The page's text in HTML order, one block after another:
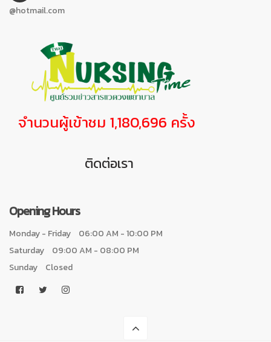
@hotmail.com
จำนวนผู้เข้าชม 1,180,696 ครั้ง
ติดต่อเรา
Opening Hours
Monday - Friday
06:00 AM - 10:00 PM
Saturday
09:00 AM - 08:00 PM
Sunday
Closed